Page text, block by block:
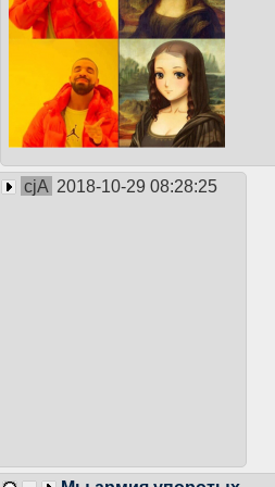
cjA 2018-10-29 08:28:25